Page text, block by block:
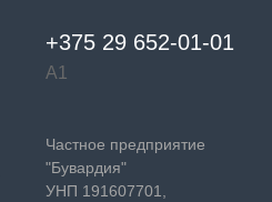
+375 29 652-01-01
А1
Частное предприятие
"Бувардия"
УНП 191607701,